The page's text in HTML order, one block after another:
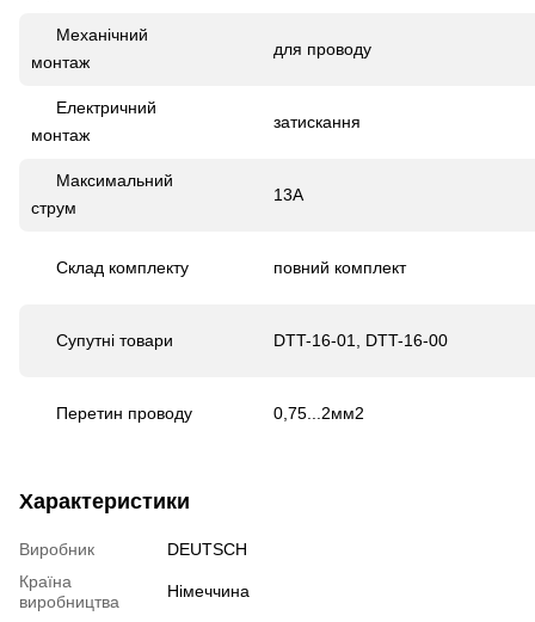
Механічний
монтаж
для проводу
Електричний
монтаж
затискання
Максимальний
струм
13А
Склад комплекту повний комплект
Супутні товари DTT-16-01, DTT-16-00
Перетин проводу 0,75...2мм2
Характеристики
Виробник
DEUTSCH
Країна
виробництва
Німеччина